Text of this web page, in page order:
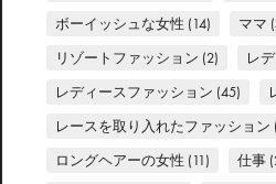
ボーイッシュな女性 (14) ママ
リゾートファッション (2) レ
レディースファッション (45)
レースを取り入れたファッション
ロングヘアーの女性 (11) 仕事